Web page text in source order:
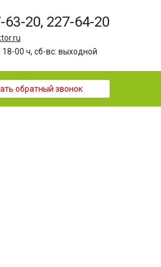
63-20, 227-64-20
18-00 ч, сб-вс: выходной
обратный звонок